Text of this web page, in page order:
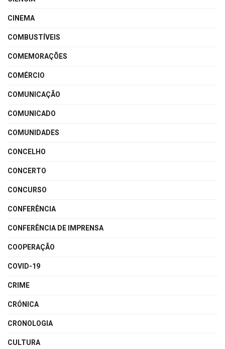
CINEMA
COMBUSTÍVEIS
COMEMORAÇÕES
COMÉRCIO
COMUNICAÇÃO
COMUNICADO
COMUNIDADES
CONCELHO
CONCERTO
CONCURSO
CONFERÊNCIA
CONFERÊNCIA DE IMPRENSA
COOPERAÇÃO
COVID-19
CRIME
CRÓNICA
CRONOLOGIA
CULTURA